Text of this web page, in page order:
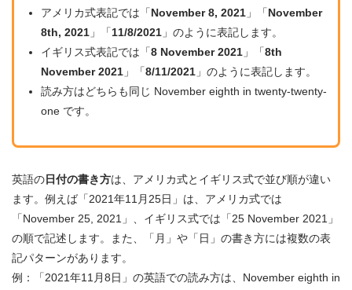
アメリカ式表記では「November 8, 2021 」「November
8th, 2021 」「11/8/2021 」のように表記します。
イギリス式表記では「8 November 2021 」「8th
November 2021 」「8/11/2021 」のように表記します。
読み方はどちらも同じ November eighth in twenty-twenty-
one です。
英語の日付の書き方は、アメリカ式とイギリス式で並び順が違い
ます。例えば「2021年11月25日」は、アメリカ式では
「November 25, 2021」、イギリス式では「25 November 2021」
の順で記述します。また、「月」や「日」の書き方には複数の表
記パターンがあります。
例：「2021年11月8日」の英語での読み方は、November eighth in